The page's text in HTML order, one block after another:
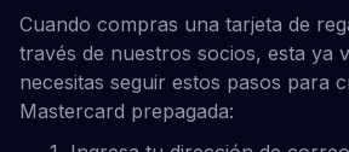
Cuando compras una tarjeta de
través de nuestros socios, esta ya
necesitas seguir estos pasos para
Mastercard prepagada: